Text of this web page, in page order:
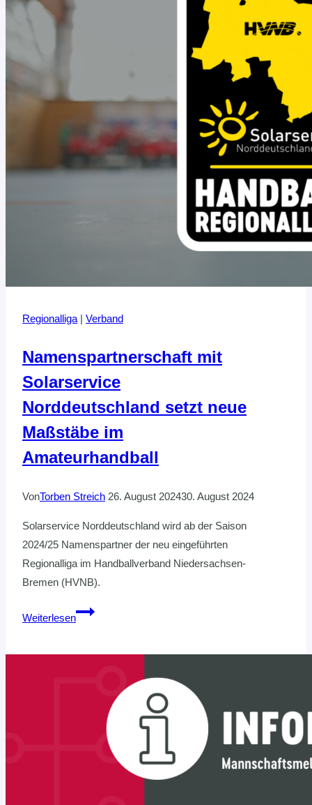
Regionalliga | Verband
Namenspartnerschaft mit
Solarservice
Norddeutschland setzt neue
Maßstäbe im
Amateurhandball
VonTorben Streich 26. August 202430. August 2024
Solarservice Norddeutschland wird ab der Saison
2024/25 Namenspartner der neu eingeführten
Regionalliga im Handballverband Niedersachsen-
Bremen (HVNB).
Weiterlesen
Namenspartnerschaft
Maßstäbe
Amateurhandball